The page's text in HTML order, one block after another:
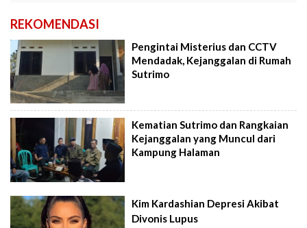
REKOMENDASI
Pengintai Misterius dan CCTV
Mendadak, Kejanggalan di Rumah
Sutrimo
Kematian Sutrimo dan Rangkaian
Kejanggalan yang Muncul dari
Kampung Halaman
Kim Kardashian Depresi Akibat
Divonis Lupus